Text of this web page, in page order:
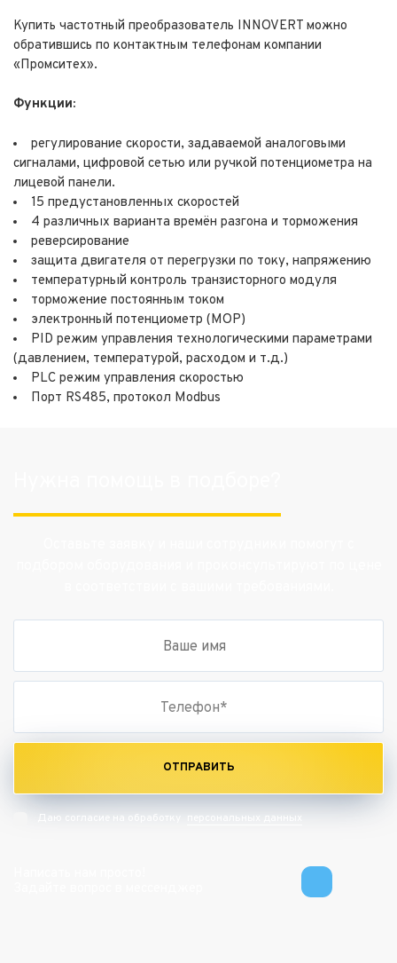
Купить частотный преобразователь INNOVERT можно
обратившись по контактным телефонам компании
«Промситех».
Функции:
регулирование скорости, задаваемой аналоговыми
сигналами, цифровой сетью или ручкой потенциометра на
лицевой панели.
15 предустановленных скоростей
4 различных варианта времён разгона и торможения
реверсирование
защита двигателя от перегрузки по току, напряжению
температурный контроль транзисторного модуля
торможение постоянным током
электронный потенциометр (MOP)
PID режим управления технологическими параметрами
(давлением, температурой, расходом и т.д.)
PLC режим управления скоростью
Порт RS485, протокол Modbus
ОТПРАВИТЬ
Даю согласие на обработку персональных данных